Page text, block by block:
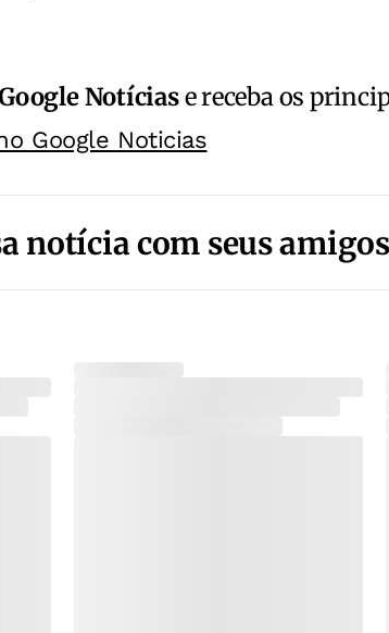
Notíciase receba os
Google Noticias
notícia com seus amigos